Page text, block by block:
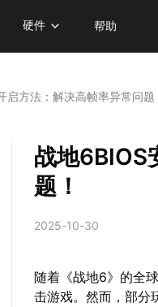
硬件 帮助
启方法：解决高帧率异常问题
战地6BIOS
题！
2025-10-30
随着《战地6》的全
击游戏。然而，部分